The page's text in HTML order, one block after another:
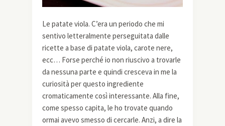
Le patate viola. C’era un periodo che mi
sentivo letteralmente perseguitata dalle
ricette a base di patate viola, carote nere,
ecc… Forse perché io non riuscivo a trovarle
da nessuna parte e quindi cresceva in me la
curiosità per questo ingrediente
cromaticamente così interessante. Alla fine,
come spesso capita, le ho trovate quando
ormai avevo smesso di cercarle. Anzi, a dire la